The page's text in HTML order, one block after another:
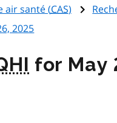
air santé (CAS)
2025
for May